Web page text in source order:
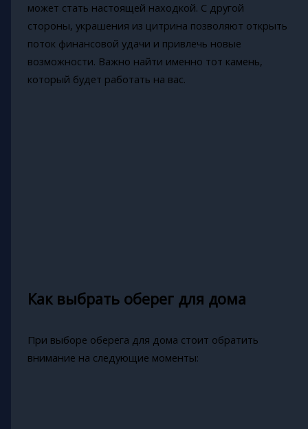
может стать настоящей находкой. С другой
стороны, украшения из цитрина позволяют открыть
поток финансовой удачи и привлечь новые
возможности. Важно найти именно тот камень,
который будет работать на вас.
Как выбрать оберег для дома
При выборе оберега для дома стоит обратить
внимание на следующие моменты: